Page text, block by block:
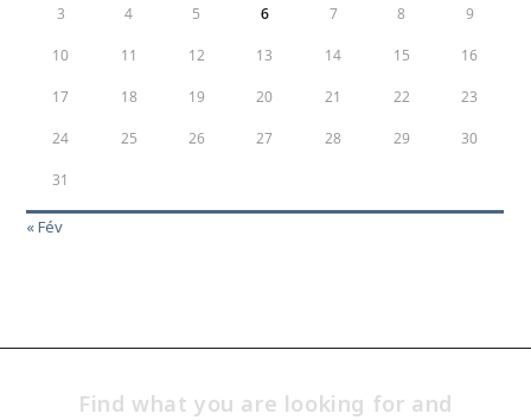
3 4 5 6 7 8 9
10 11 12 13 14 15 16
17 18 19 20 21 22 23
24 25 26 27 28 29 30
31
« Fév
Find what you are looking for and